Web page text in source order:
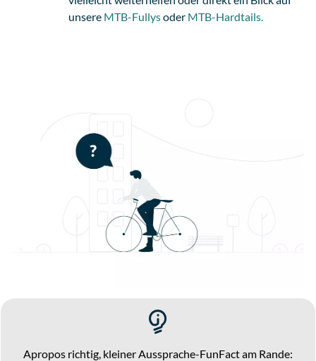
unsere MTB-Fullysoder MTB-Hardtails.
Apropos richtig, kleiner Aussprache-FunFact am Rande: